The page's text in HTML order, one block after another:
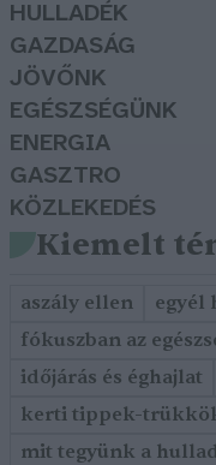
HULLADÉK
GAZDASÁG
JÖVŐNK
EGÉSZSÉGÜNK
ENERGIA
GASZTRO
KÖZLEKEDÉS
Kiemelt
aszály ellen egyél
fókuszban az
időjárás és éghajlat
kerti tippek-
mit tegyünk a